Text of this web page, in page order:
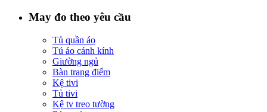
May đo theo yêu cầu
Tủ quần áo
Tú áo cánh kính
Giường ngủ
Bàn trang điểm
Kệ tivi
Tủ tivi
Kệ tv treo tường